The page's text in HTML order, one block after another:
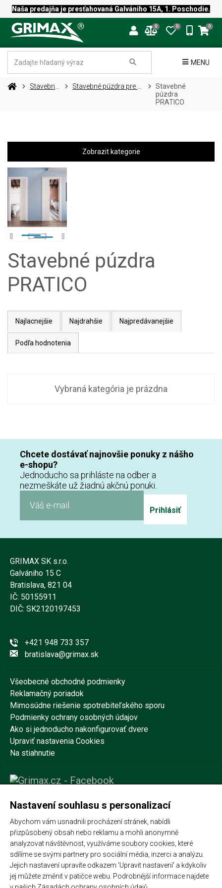
Naša predajňa je presťahovaná Galvániho 15A, 1. Poschodie.
0 0 0
MENU
Stavebné
púzdra
PRATICO
Zobrazit kategorie
Stavebné púzdra
PRATICO
Najlacnejšie Najdrahšie Najpredávanejšie
Podľa hodnotenia
Vybraná kategória je prázdna
Chcete dostávať najnovšie ponuky z nášho
e-shopu?
Jednoducho sa prihláste na odber a
nezmeškáte už žiadnú akčnú ponuki.
Prihlásiť
GRIMAX SK s.r.o.
Galvániho 15 C
Bratislava, 821 04
IČ: 50155911
DIČ: SK2120197453
+421 948 733 357
bratislava@grimax.sk
Všeobecné obchodné podmienky
Reklamačný poriadok
Mimosúdne riešenie spotrebiteľského sporu
Podmienky ochrany osobných údajov
Ako si jednoducho nakonfigurovať dvere
Upraviť nastavenia Cookies
Na stiahnutie
Nastavení souhlasu s personalizací
Abychom vám usnadnili procházení stránek, nabídli
přizpůsobený obsah nebo reklamu a mohli anonymně
analyzovat návštěvnost, využíváme soubory cookies, které
sdílíme se svými partnery pro sociální média, inzerci a analýzu.
Jejich nastavení upravíte odkazem 'Upravit nastavení' a kdykoliv
jej můžete změnit v patičce webu. Podrobnější informace najdete